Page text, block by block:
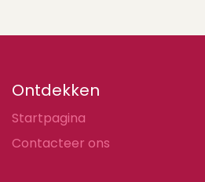
Ontdekken
Startpagina
Contacteer ons